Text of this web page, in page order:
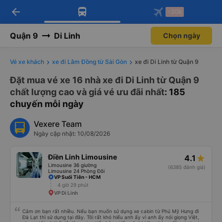
Tải app Vexere ngay!
Nhận ưu đãi thành viên độc
Mở app
Tải app Vexere
-30k/ghế khi đặt vé máy bay qua
Mở app
arrow_back -30k
Quận 9 Di Linh Chọn ngày
Vé xe khách xe đi Lâm Đồng từ Sài Gòn xe đi Di Linh từ Quận 9
Đặt mua vé xe 16 nhà xe đi Di Linh từ Quận 9
chất lượng cao và giá vé ưu đãi nhất: 185
chuyến mỗi ngày
Vexere Team
Ngày cập nhật: 10/08/2026
Điền Linh Limousine
Limousine 36 giường
Limousine 24 Phòng Đôi
4.1
(6385 đánh giá)
VP Suối Tiên - HCM
4 giờ 29 phút
VP Di Linh
Cảm ơn bạn rất nhiều. Nếu bạn muốn sử dụng xe cabin từ Phú Mỹ Hưng đi
Đà Lạt thì sử dụng tại đây. Tôi rất khó hiểu anh ấy vì anh ấy nói giọng Việt,